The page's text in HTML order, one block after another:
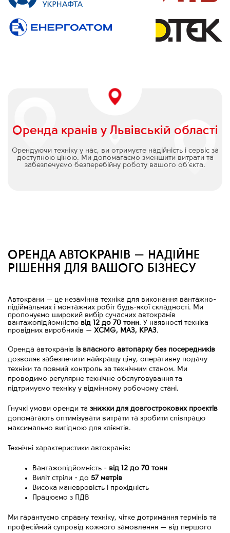
Оренда кранів у Львівській області
Орендуючи техніку у нас, ви отримуєте надійність і сервіс за
доступною ціною. Ми допомагаємо зменшити витрати та
забезпечуємо безперебійну роботу вашого об’єкта.
ОРЕНДА АВТОКРАНІВ — НАДІЙНЕ
РІШЕННЯ ДЛЯ ВАШОГО БІЗНЕСУ
Автокрани — це незамінна техніка для виконання вантажно-
підіймальних і монтажних робіт будь-якої складності. Ми
пропонуємо широкий вибір сучасних автокранів
вантажопідйомністю від 12 до 70 тонн. У наявності техніка
провідних виробників — XCMG, МАЗ, КРАЗ.
Оренда автокранів із власного автопарку без посередників
дозволяє забезпечити найкращу ціну, оперативну подачу
техніки та повний контроль за технічним станом. Ми
проводимо регулярне технічне обслуговування та
підтримуємо техніку у відмінному робочому стані.
Гнучкі умови оренди та знижки для довгострокових проєктів
допомагають оптимізувати витрати та зробити співпрацю
максимально вигідною для клієнтів.
Технічні характеристики автокранів:
Вантажопідйомність - від 12 до 70 тонн
Виліт стріли - до 57 метрів
Висока маневровість і прохідність
Працюємо з ПДВ
Ми гарантуємо справну техніку, чітке дотримання термінів та
професійний супровід кожного замовлення — від першого